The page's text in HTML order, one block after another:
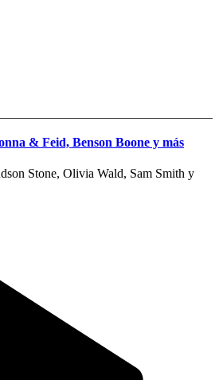
& Feid, Benson Boone y más
Stone, Olivia Wald, Sam Smith y